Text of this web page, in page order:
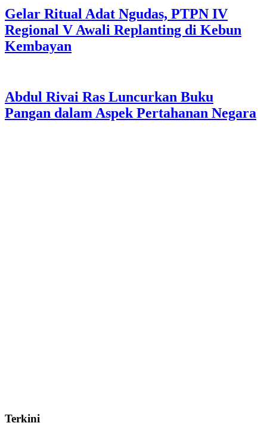
Gelar Ritual Adat Ngudas, PTPN IV
Regional V Awali Replanting di Kebun
Kembayan
Abdul Rivai Ras Luncurkan Buku
Pangan dalam Aspek Pertahanan Negara
Terkini